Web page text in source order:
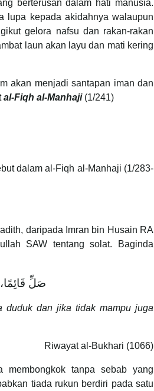
berterusan dalam hati manusia.
lupa kepada akidahnya walaupun
gelora nafsu dan rakan-rakan
laun akan layu dan mati kering
akan menjadi santapan iman dan
al-Fiqh al-Manhaji(1/241)
dalam al-Fiqh al-Manhaji (1/283-
daripada Imran bin Husain RA
SAW tentang solat. Baginda
صَلِّ
duduk dan jika tidak mampu juga
Riwayat al-Bukhari (1066)
membongkok tanpa sebab yang
tiada rukun berdiri pada satu